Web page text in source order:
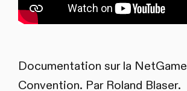
Documentation sur la NetGame
Convention. Par Roland Blaser.